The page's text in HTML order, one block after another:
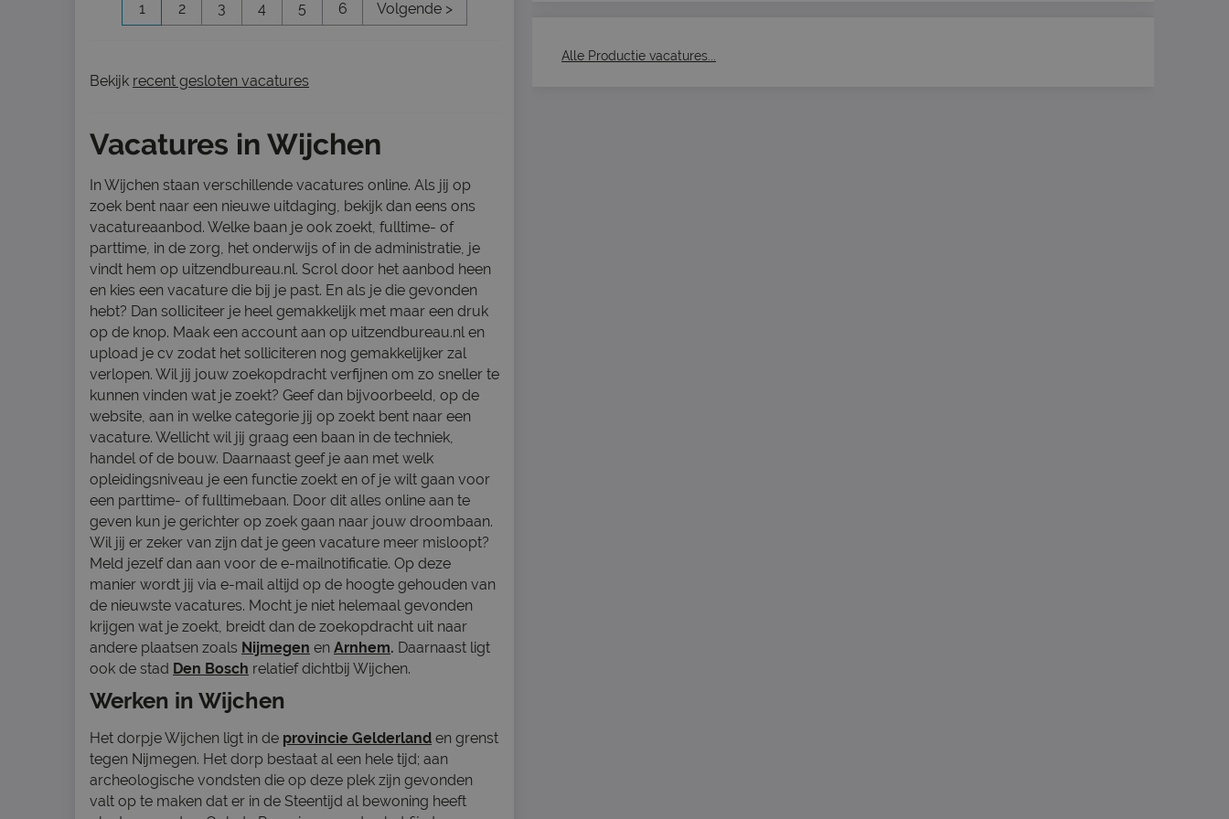
1 2 3 4 5 6 Volgende >
Bekijk recent gesloten vacatures
Vacatures in Wijchen
In Wijchen staan verschillende vacatures online. Als jij op
zoek bent naar een nieuwe uitdaging, bekijk dan eens ons
vacatureaanbod. Welke baan je ook zoekt, fulltime- of
parttime, in de zorg, het onderwijs of in de administratie, je
vindt hem op uitzendbureau.nl. Scrol door het aanbod heen
en kies een vacature die bij je past. En als je die gevonden
hebt? Dan solliciteer je heel gemakkelijk met maar een druk
op de knop. Maak een account aan op uitzendbureau.nl en
upload je cv zodat het solliciteren nog gemakkelijker zal
verlopen. Wil jij jouw zoekopdracht verfijnen om zo sneller te
kunnen vinden wat je zoekt? Geef dan bijvoorbeeld, op de
website, aan in welke categorie jij op zoekt bent naar een
vacature. Wellicht wil jij graag een baan in de techniek,
handel of de bouw. Daarnaast geef je aan met welk
opleidingsniveau je een functie zoekt en of je wilt gaan voor
een parttime- of fulltimebaan. Door dit alles online aan te
geven kun je gerichter op zoek gaan naar jouw droombaan.
Wil jij er zeker van zijn dat je geen vacature meer misloopt?
Meld jezelf dan aan voor de e-mailnotificatie. Op deze
manier wordt jij via e-mail altijd op de hoogte gehouden van
de nieuwste vacatures. Mocht je niet helemaal gevonden
krijgen wat je zoekt, breidt dan de zoekopdracht uit naar
andere plaatsen zoals Nijmegen en Arnhem. Daarnaast ligt
ook de stad Den Bosch relatief dichtbij Wijchen.
Werken in Wijchen
Het dorpje Wijchen ligt in de provincie Gelderland en grenst
tegen Nijmegen. Het dorp bestaat al een hele tijd; aan
archeologische vondsten die op deze plek zijn gevonden
valt op te maken dat er in de Steentijd al bewoning heeft
Alle Productie vacatures...